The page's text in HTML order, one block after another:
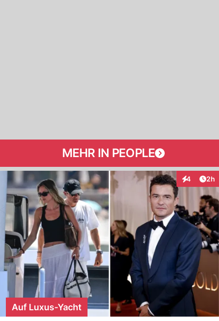
MEHR IN PEOPLE
4 2h
Auf Luxus-Yacht